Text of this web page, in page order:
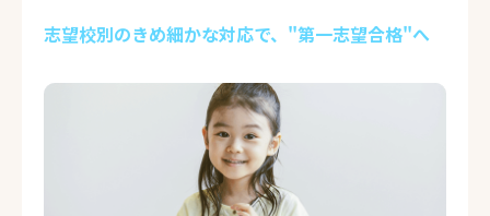
志望校別のきめ細かな対応で、"第一志望合格"へ